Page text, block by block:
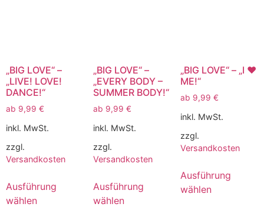
„BIG LOVE“ –
„LIVE! LOVE!
DANCE!“
ab 9,99 €
inkl. MwSt.
zzgl.
Versandkosten
Ausführung
wählen
„BIG LOVE“ –
„EVERY BODY –
SUMMER BODY!“
ab 9,99 €
inkl. MwSt.
zzgl.
Versandkosten
Ausführung
wählen
„BIG LOVE“ – „I ♥️
ME!“
ab 9,99 €
inkl. MwSt.
zzgl.
Versandkosten
Ausführung
wählen